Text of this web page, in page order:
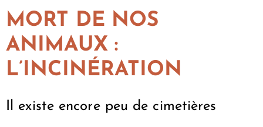
MORT DE NOS
ANIMAUX :
L’INCINÉRATION
Il existe encore peu de cimetières